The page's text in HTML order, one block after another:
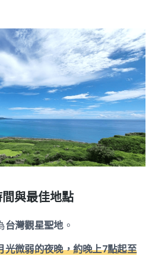
與最佳地點
台灣觀星聖地。
光微弱的夜晚，約晚上7點起至